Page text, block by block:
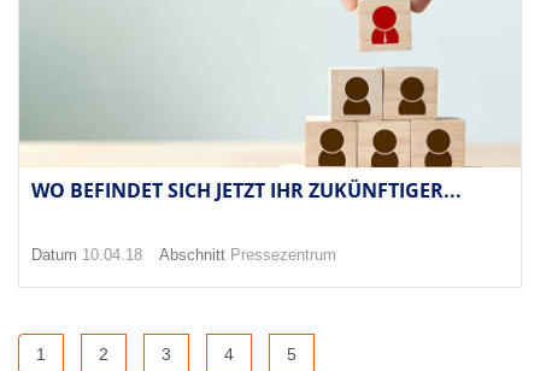
WO BEFINDET SICH JETZT IHR ZUKÜNFTIGER...
Datum 10.04.18 Abschnitt Pressezentrum
1 2 3 4 5